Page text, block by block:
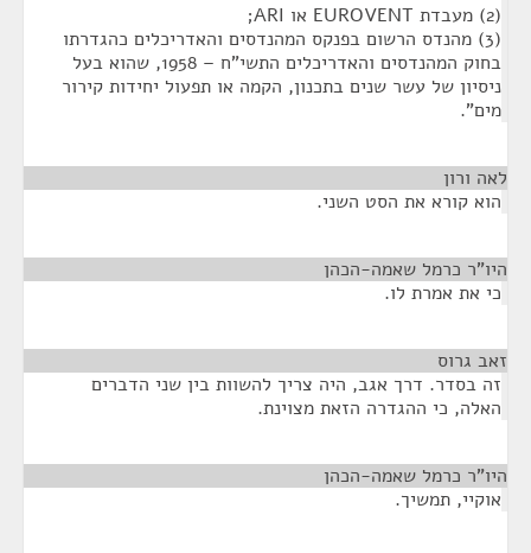
(2) מעבדת EUROVENT או ARI;
(3) מהנדס הרשום בפנקס המהנדסים והאדריכלים כהגדרתו
בחוק המהנדסים והאדריכלים התשי"ח – 1958, שהוא בעל
ניסיון של עשר שנים בתכנון, הקמה או תפעול יחידות קירור
מים".
לאה ורון
הוא קורא את הסט השני.
היו"ר כרמל שאמה-הכהן
כי את אמרת לו.
זאב גרוס
זה בסדר. דרך אגב, היה צריך להשוות בין שני הדברים
האלה, כי ההגדרה הזאת מצוינת.
היו"ר כרמל שאמה-הכהן
אוקיי, תמשיך.